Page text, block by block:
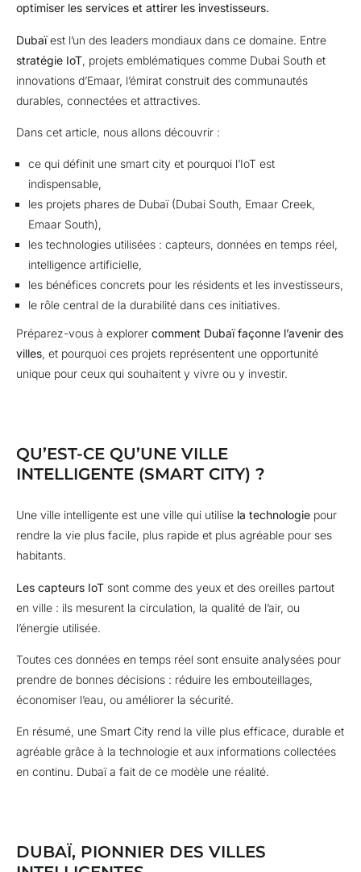
optimiser les services et attirer les investisseurs.
Dubaïest l’un des leaders mondiaux dans ce domaine. Entre
stratégie IoT, projets emblématiques comme Dubai South et
innovations d’Emaar, l’émirat construit des communautés
durables, connectées et attractives.
Dans cet article, nous allons découvrir :
ce qui définit une smart city et pourquoi l’IoT est
indispensable,
les projets phares de Dubaï (Dubai South, Emaar Creek,
Emaar South),
les technologies utilisées : capteurs, données en temps réel,
intelligence artificielle,
les bénéfices concrets pour les résidents et les investisseurs,
le rôle central de la durabilité dans ces initiatives.
Préparez-vous à explorer comment Dubaï façonne l’avenir des
villes, et pourquoi ces projets représentent une opportunité
unique pour ceux qui souhaitent y vivre ou y investir.
QU’EST-CE QU’UNE VILLE
INTELLIGENTE (SMART CITY) ?
Une ville intelligente est une ville qui utilise la technologie pour
rendre la vie plus facile, plus rapide et plus agréable pour ses
habitants.
Les capteurs IoT sont comme des yeux et des oreilles partout
en ville : ils mesurent la circulation, la qualité de l’air, ou
l’énergie utilisée.
Toutes ces données en temps réel sont ensuite analysées pour
prendre de bonnes décisions : réduire les embouteillages,
économiser l’eau, ou améliorer la sécurité.
En résumé, une Smart City rend la ville plus efficace, durable et
agréable grâce à la technologie et aux informations collectées
en continu. Dubaï a fait de ce modèle une réalité.
DUBAÏ, PIONNIER DES VILLES